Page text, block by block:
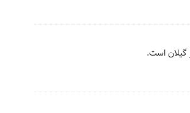
گیلان است.